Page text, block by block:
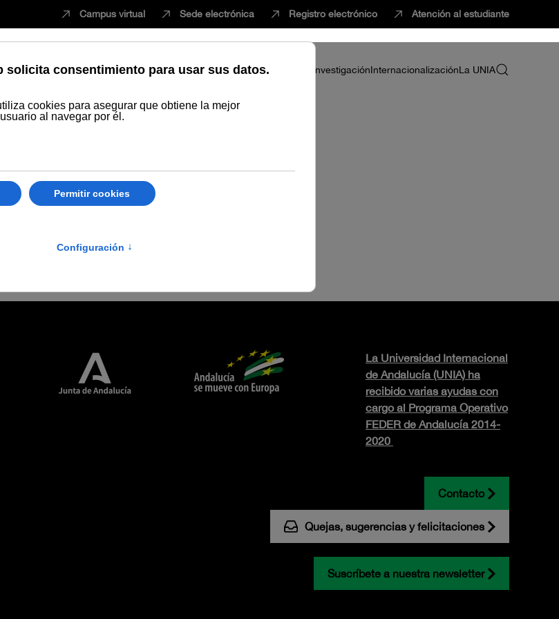
Campus virtual Sede electrónica Registro electrónico Atención al estudiante
EstudiarInnovaciónVida universitariaProfesorado InvestigaciónInternacionalizaciónLa UNIA
La Universidad Internacional
de Andalucía (UNIA) ha
recibido varias ayudas con
cargo al Programa Operativo
FEDER de Andalucía 2014-
2020
Contacto
Quejas, sugerencias y felicitaciones
Suscríbete a nuestra newsletter